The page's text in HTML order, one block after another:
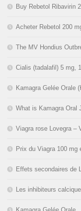
Buy Rebetol Ribavirin
Acheter Rebetol 200
The MV Hondius
Cialis (tadalafil) 5 mg,
Kamagra Gelée Orale
What is Kamagra Oral
Viagra rose Lovegra –
Prix du Viagra 100 mg
Effets secondaires de
Les inhibiteurs